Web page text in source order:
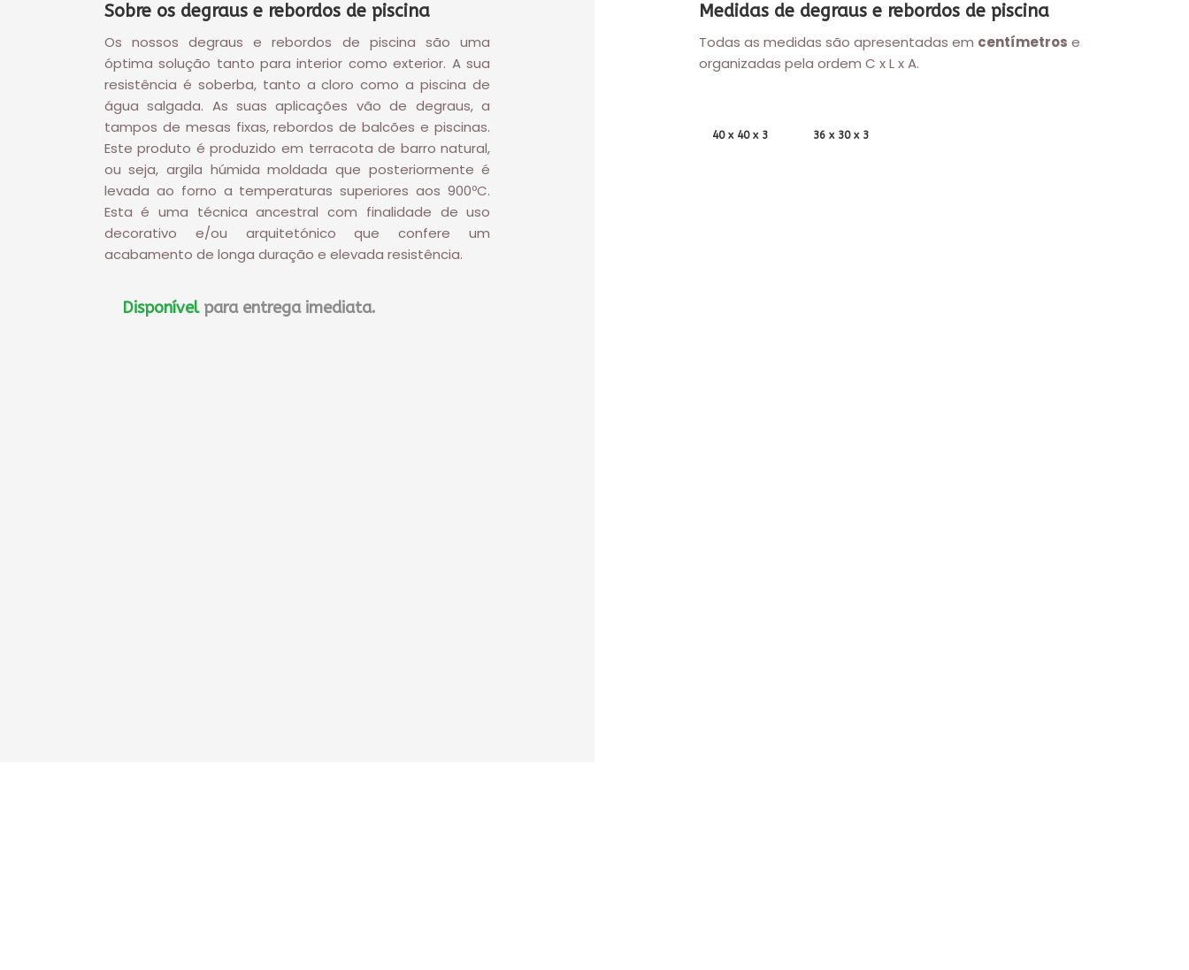
Sobre os degraus e rebordos de piscina
Os nossos degraus e rebordos de piscina são uma
óptima solução tanto para interior como exterior. A sua
resistência é soberba, tanto a cloro como a piscina de
água salgada. As suas aplicações vão de degraus, a
tampos de mesas fixas, rebordos de balcões e piscinas.
Este produto é produzido em terracota de barro natural,
ou seja, argila húmida moldada que posteriormente é
levada ao forno a temperaturas superiores aos 900ºC.
Esta é uma técnica ancestral com finalidade de uso
decorativo e/ou arquitetónico que confere um
acabamento de longa duração e elevada resistência.
Disponível para entrega imediata.
Medidas de degraus e rebordos de piscina
Todas as medidas são apresentadas em centímetros e
organizadas pela ordem C x L x A.
40 x 40 x 3 36 x 30 x 3